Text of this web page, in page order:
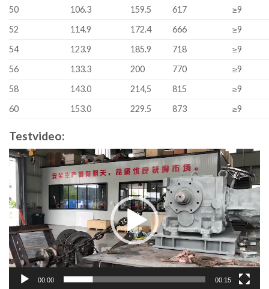
50
106.3 159.5 617
≥9
52
114.9 172.4 666
≥9
54
123.9 185.9 718
≥9
56
133.3 200 770
≥9
58
143.0 214,5 815
≥9
60
153.0 229.5 873 ≥9
Testvideo:
Video
Player
00:00 00:15